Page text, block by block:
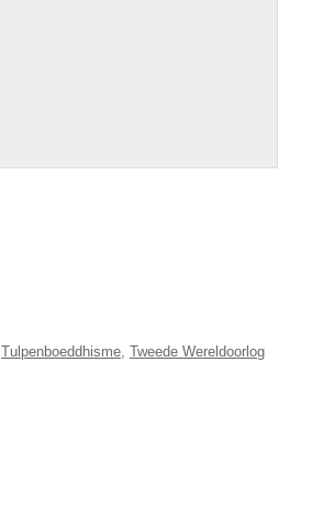
Tulpenboeddhisme, Tweede Wereldoorlog